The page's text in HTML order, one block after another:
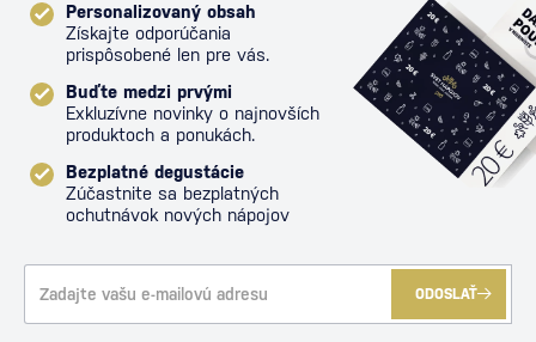
Personalizovaný obsah
Získajte odporúčania
prispôsobené len pre vás.
Buďte medzi prvými
Exkluzívne novinky o najnovších
produktoch a ponukách.
Bezplatné degustácie
Zúčastnite sa bezplatných
ochutnávok nových nápojov
ODOSLAŤ